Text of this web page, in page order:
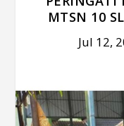
MTSN 10
Jul 12,